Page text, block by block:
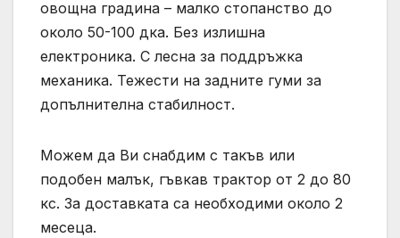
овощна градина – малко стопанство до
около 50-100 дка. Без излишна
електроника. С лесна за поддръжка
механика. Тежести на задните гуми за
допълнителна стабилност.
Можем да Ви снабдим с такъв или
подобен малък, гъвкав трактор от 2 до 80
кс. За доставката са необходими около 2
месеца.